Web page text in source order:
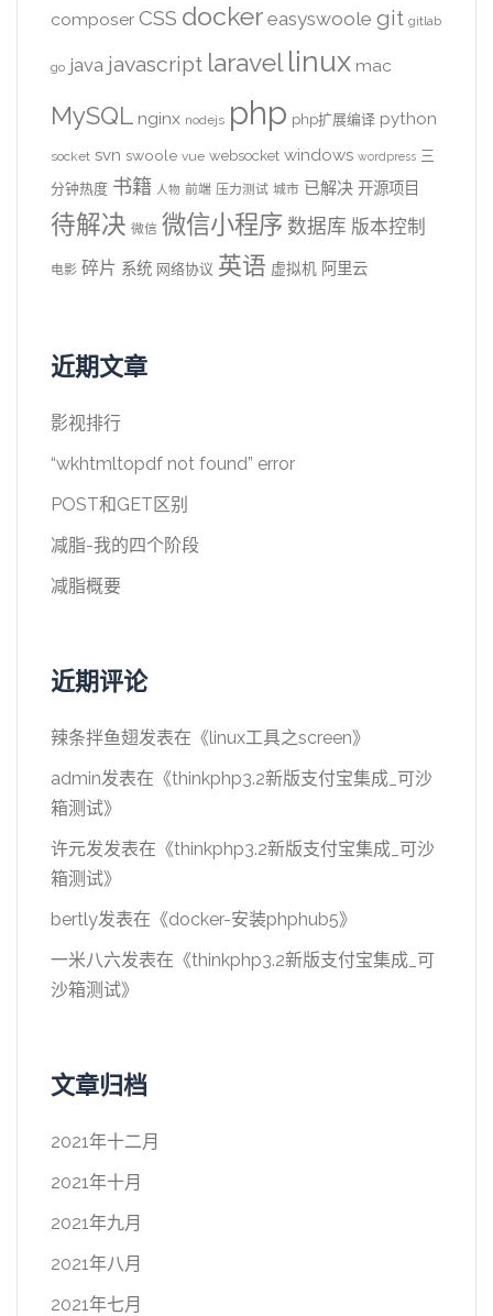
composer CSS docker easyswoole git gitlab
go java javascript laravel linux mac
MySQL nginx nodejs php php扩展编译 python
socket svn swoole vue websocket windows wordpress 三
分钟热度 书籍 人物 前端 压力测试 城市 已解决 开源项目
待解决 微信 微信小程序 数据库 版本控制
电影 碎片 系统 网络协议 英语 虚拟机 阿里云
近期文章
影视排行
“wkhtmltopdf not found” error
POST和GET区别
减脂-我的四个阶段
减脂概要
近期评论
辣条拌鱼翅发表在《linux工具之screen》
admin发表在《thinkphp3.2新版支付宝集成_可沙
箱测试》
许元发发表在《thinkphp3.2新版支付宝集成_可沙
箱测试》
bertly发表在《docker-安装phphub5》
一米八六发表在《thinkphp3.2新版支付宝集成_可
沙箱测试》
文章归档
2021年十二月
2021年十月
2021年九月
2021年八月
2021年七月